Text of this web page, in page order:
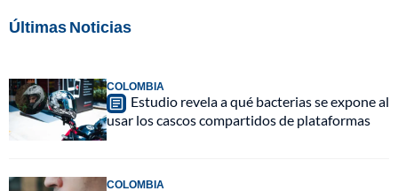
Últimas Noticias
COLOMBIA
Estudio revela a qué bacterias se expone al
usar los cascos compartidos de plataformas
COLOMBIA